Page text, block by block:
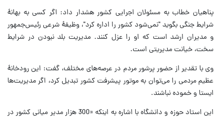
پناهیان خطاب به مسئولان اجرایی کشور هشدار داد: اگر کسی به بهانهٔ
شرایط جنگی بگوید "نمی‌شود کشور را اداره کرد"، وظیفهٔ شرعی رئیس‌جمهور
و مدیران ارشد است که او را عزل کنند. مدیریت بلد نبودن در شرایط
سخت، خیانت مدیریتی است.
وی با تقدیر از حضور پرشور مردم در عرصه‌های مختلف، گفت: این رودخانهٔ
عظیم مردمی را می‌توان به موتور پیشرفت کشور تبدیل کرد، اگر مدیریت‌ها
ایستا و خموده نباشند.
این استاد حوزه و دانشگاه با اشاره به اینکه «300 هزار مدیر میانی کشور در